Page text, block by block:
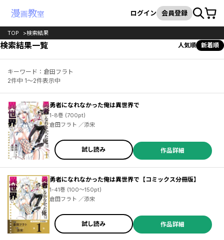
検索
ログイン 会員登録カート
TOP 検索結果
検索結果一覧 人気順 新着順
キーワード：倉田フラト
2件中 1～2件表示中
勇者になれなかった俺は異世界で
1-8巻 (700pt)
倉田フラト ／添宋
試し読み 作品詳細
勇者になれなかった俺は異世界で【コミックス分冊版】
1-41巻 (100～150pt)
倉田フラト ／添宋
試し読み 作品詳細